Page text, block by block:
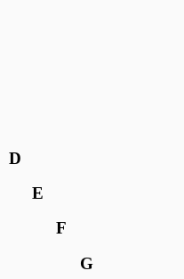
D
E
F
G